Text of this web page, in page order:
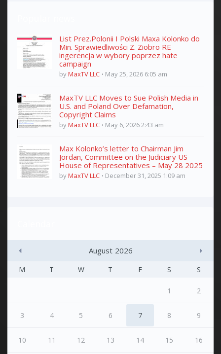
List Prez.Polonii I Polski Maxa Kolonko do
Min. Sprawiedliwości Z. Ziobro RE
ingerencja w wybory poprzez hate
campaign
byMaxTV LLC May 25, 2026 6:05 am
MaxTV LLC Moves to Sue Polish Media in
U.S. and Poland Over Defamation,
Copyright Claims
byMaxTV LLC May 6, 2026 2:43 am
Max Kolonko’s letter to Chairman Jim
Jordan, Committee on the Judiciary US
House of Representatives – May 28 2025
byMaxTV LLC December 31, 2025 1:09 am
August 2026
M T W T F S S
1 2
3 4 5 6 7 8 9
10 11 12 13 14 15 16